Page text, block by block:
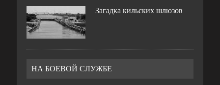
Загадка кильских шлюзов
НА БОЕВОЙ СЛУЖБЕ